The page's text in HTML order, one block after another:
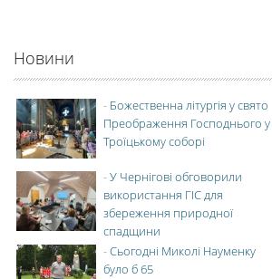
Новини
- Божественна літургія у свято
Преображення Господнього у
Троїцькому соборі
-У Чернігові обговорили
використання ГІС для
збереження природної
спадщини
-Сьогодні Миколі Науменку
було б 65